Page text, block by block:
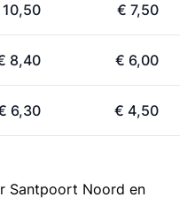
€ 7,50
8,40 € 6,00
6,30 € 4,50
Santpoort Noord en